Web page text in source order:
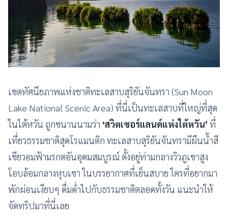
เขตทัศนียภาพแห่งชาติทะเลสาบสุริยันจันทรา (Sun Moon
Lake National Scenic Area) ที่นี่เป็นทะเลสาบที่ใหญ่ที่สุด
ในไต้หวัน ถูกขนานนามว่า ‘สวิตเซอร์แลนด์แห่งไต้หวัน’ ที่
เที่ยวธรรมชาติสุดโรแมนติก ทะเลสาบสุริยันจันทรามีผืนน้ำสี
เขียวอมฟ้ามรกตอันอุดมสมบูรณ์ ตั้งอยู่ท่ามกลางวิวภูเขาสูง
โอบล้อมกลางหุบเขา ในบรรยากาศที่เย็นสบาย ใครที่อยากมา
พักผ่อนเงียบๆ ดื่มด่ำไปกับธรรมชาติตลอดทั้งวัน แนะนำให้
จัดทริปมาที่นี่เลย